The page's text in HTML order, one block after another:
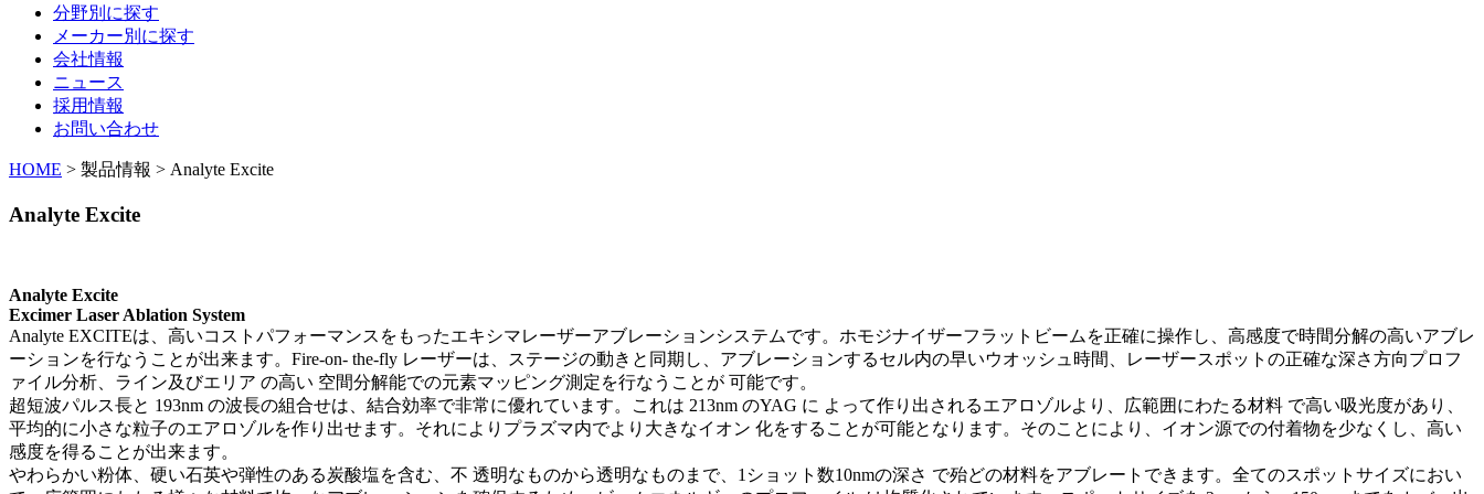
分野別に探す
メーカー別に探す
会社情報
ニュース
採用情報
お問い合わせ
HOME > 製品情報 > Analyte Excite
Analyte Excite
Analyte Excite
Excimer Laser Ablation System
Analyte EXCITEは、高いコストパフォーマンスをもったエキシマレーザーアブレーションシステムです。 ホモジナイザーフラットビームを正確に操作し、高感度で時間分解の高いアブレ
ーションを行なうことが出来ます。 Fire-on- the-fly レーザーは、ステージの動きと同期し、アブレーションするセル内の早いウオッシュ時間、レーザースポットの正確な深さ方向プロフ
ァイル分析、ライン及びエリア の高い 空間分解能での元素マッピング測定を行なうことが 可能です。
超短波パルス⻑と 193nm の波⻑の組合せは、結合効率で非常に優れています。これは 213nm のYAG に よって作り出されるエアロゾルより、広範囲にわたる材料 で高い吸光度があり、
平均的に小さな粒子のエアロゾルを作り出せます。それによりプラズマ内でより大きなイオン 化をすることが可能となります。そのことにより、イオン源での付着物を少なくし、高い
感度を得ることが出来ます。
やわらかい粉体、硬い石英や弾性のある炭酸塩を含む、不 透明なものから透明なものまで、1ショット数10nmの深さ で殆どの材料をアブレートできます。全てのスポットサイズにおい